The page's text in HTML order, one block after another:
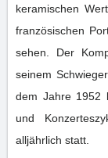
keramischen
französischen
sehen. Der Komponist Antonín Dvořák genoss Sychrov mit
seinem
dem Jahre 1952
und
alljährlich statt.